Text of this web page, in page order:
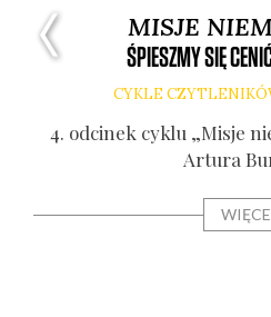
MISJE
ŚPIESZMY SIĘ
CYKLE
4. odci­nek cyklu „Misje
Artu­ra